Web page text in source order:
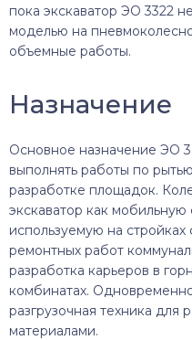
пока экскаватор ЭО 3322
моделью на
объемные работы.
Назначение
Основное назначение ЭО
выполнять работы по
разработке площадок.
экскаватор как мобильную
используемую на
ремонтных работ
разработка карьеров в
комбинатах.
разгрузочная техника для
материалами.